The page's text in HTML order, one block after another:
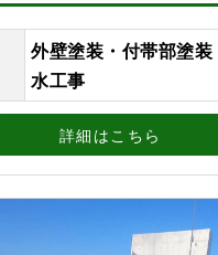
外壁塗装・付帯部塗
水工事
詳細はこちら